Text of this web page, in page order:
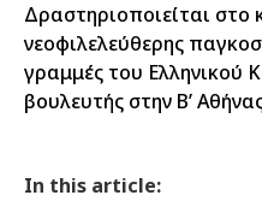
Δραστηριοποιείται στο
νεοφιλελεύθερης
γραμμές του Ελληνικού
βουλευτής στην Β’
In this article: